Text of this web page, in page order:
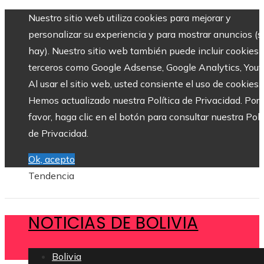
Nuestro sitio web utiliza cookies para mejorar y
personalizar su experiencia y para mostrar anuncios
hay). Nuestro sitio web también puede incluir cookies
terceros como Google Adsense, Google Analytics,
Al usar el sitio web, usted consiente el uso de cookies.
Hemos actualizado nuestra Política de Privacidad. Por
favor, haga clic en el botón para consultar nuestra
de Privacidad.
Ok, acepto
Tendencia
NOTICIAS DE BOLIVIA
Bolivia